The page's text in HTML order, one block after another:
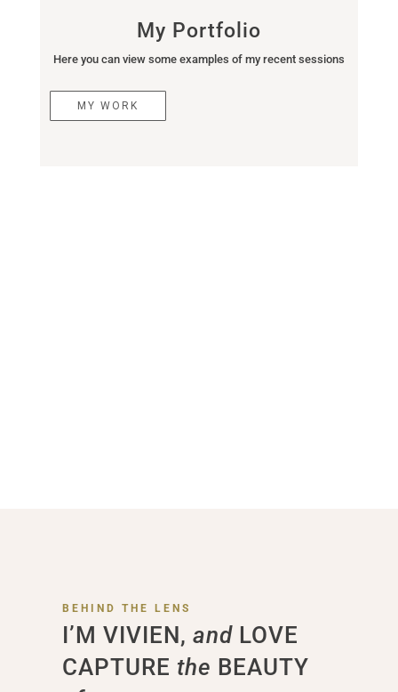
My Portfolio
Here you can view some examples of my recent sessions
MY WORK
BEHIND THE LENS
I’M VIVIEN, and LOVE
CAPTURE the BEAUTY